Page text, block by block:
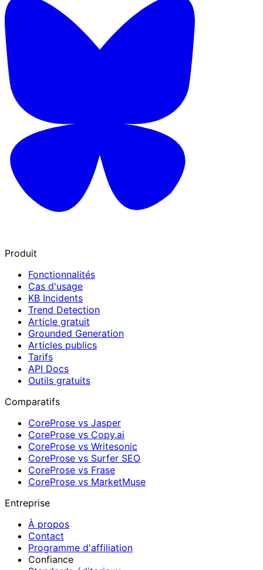
Produit
Fonctionnalités
Cas d'usage
KB Incidents
Trend Detection
Article gratuit
Grounded Generation
Articles publics
Tarifs
API Docs
Outils gratuits
Comparatifs
CoreProse vs Jasper
CoreProse vs Copy.ai
CoreProse vs Writesonic
CoreProse vs Surfer SEO
CoreProse vs Frase
CoreProse vs MarketMuse
Entreprise
À propos
Contact
Programme d'affiliation
Confiance